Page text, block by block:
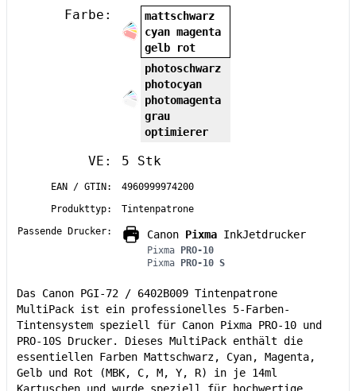
Farbe:
mattschwarz
cyan magenta
gelb rot
photoschwarz
photocyan
photomagenta
grau
optimierer
VE: 5 Stk
EAN / GTIN:
4960999974200
Produkttyp:
Tintenpatrone
Passende Drucker:
Canon Pixma InkJetdrucker
Pixma PRO-10
Pixma PRO-10 S
Das Canon PGI-72 / 6402B009 Tintenpatrone
MultiPack ist ein professionelles 5-Farben-
Tintensystem speziell für Canon Pixma PRO-10 und
PRO-10S Drucker. Dieses MultiPack enthält die
essentiellen Farben Mattschwarz, Cyan, Magenta,
Gelb und Rot (MBK, C, M, Y, R) in je 14ml